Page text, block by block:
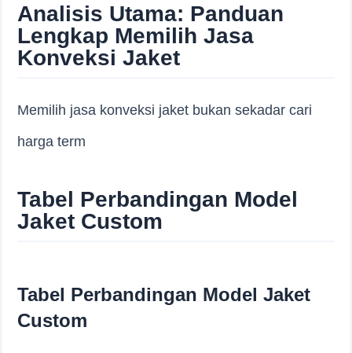
Analisis Utama: Panduan
Lengkap Memilih Jasa
Konveksi Jaket
Memilih jasa konveksi jaket bukan sekadar cari
harga term
Tabel Perbandingan Model
Jaket Custom
Tabel Perbandingan Model Jaket
Custom